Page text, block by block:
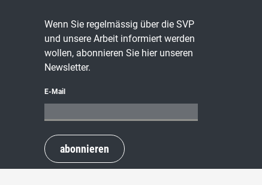
Wenn Sie regelmässig über die SVP
und unsere Arbeit informiert werden
wollen, abonnieren Sie hier unseren
Newsletter.
E-Mail
abonnieren